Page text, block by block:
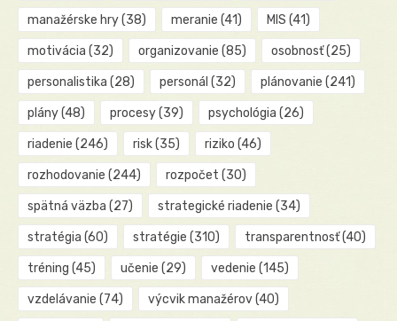
manažérske hry(38) meranie (41) MIS (41)
motivácia (32) organizovanie (85) osobnosť(25)
personalistika (28) personál (32) plánovanie (241)
plány(48) procesy(39) psychológia (26)
riadenie (246) risk(35) riziko (46)
rozhodovanie (244) rozpočet (30)
spätná väzba (27) strategické riadenie (34)
stratégia (60) stratégie (310) transparentnosť(40)
tréning (45) učenie (29) vedenie (145)
vzdelávanie (74) výcvik manažérov(40)